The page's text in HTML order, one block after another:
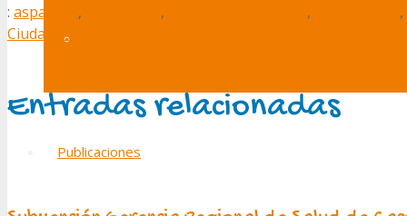
Publicaciones
: aspacecyl , , , ,
Ciudadanía Activa
Entradas relacionadas